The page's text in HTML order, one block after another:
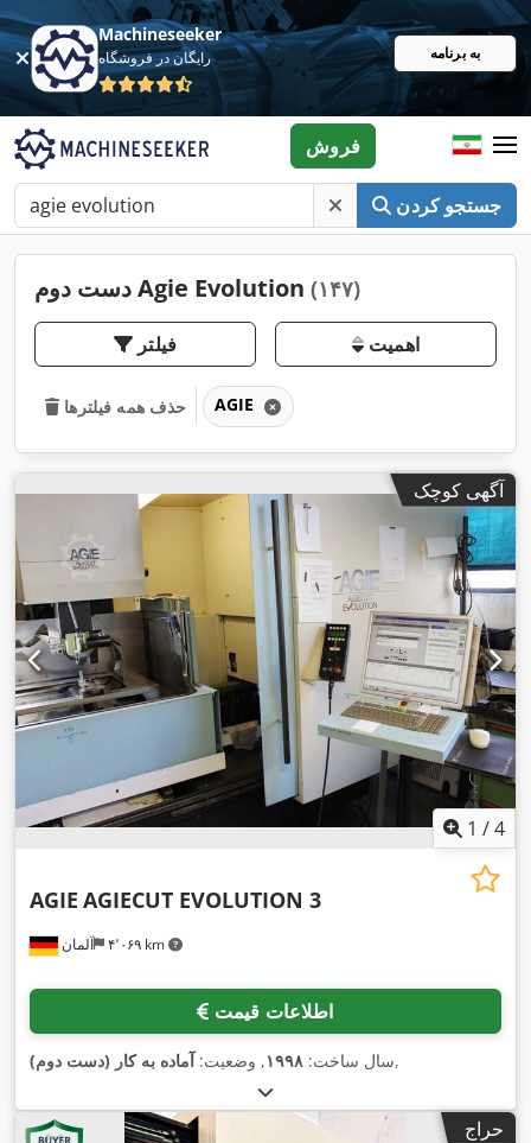
Machineseeker
رایگان در فروشگاه به برنامه
جستجو کردن
فروش
دست دوم Agie Evolution (۱۴۷)
فیلتر اهمیت
حذف همه فیلترها AGIE
آگهی کوچک
1 /4
آلمان ۴٬۰۶۹ km
AGIE AGIECUT EVOLUTION 3
اطلاعات قیمت
سال ساخت: ۱۹۹۸, وضعیت:آماده به کار (دست دوم) ,
حراج